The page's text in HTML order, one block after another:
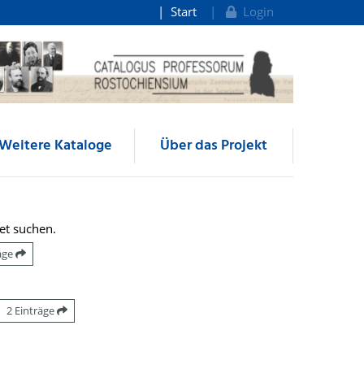
Start Login
Kataloge Über das Projekt
suchen.
2 Einträge